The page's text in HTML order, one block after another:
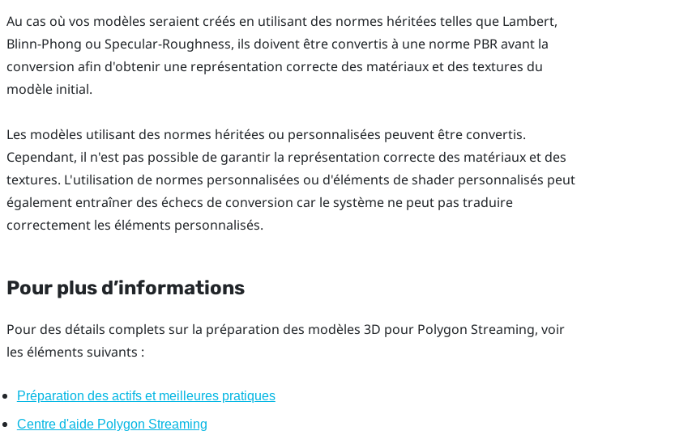
Au cas où vos modèles seraient créés en utilisant des normes héritées telles que Lambert,
Blinn-Phong ou Specular-Roughness, ils doivent être convertis à une norme PBR avant la
conversion afin d'obtenir une représentation correcte des matériaux et des textures du
modèle initial.
Les modèles utilisant des normes héritées ou personnalisées peuvent être convertis.
Cependant, il n'est pas possible de garantir la représentation correcte des matériaux et des
textures. L'utilisation de normes personnalisées ou d'éléments de shader personnalisés peut
également entraîner des échecs de conversion car le système ne peut pas traduire
correctement les éléments personnalisés.
Pour plus d’informations
Pour des détails complets sur la préparation des modèles 3D pour Polygon Streaming, voir
les éléments suivants :
Préparation des actifs et meilleures pratiques
Centre d'aide Polygon Streaming